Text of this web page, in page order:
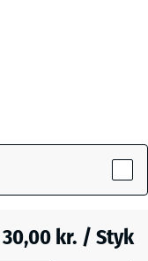
30,00 kr. / Styk